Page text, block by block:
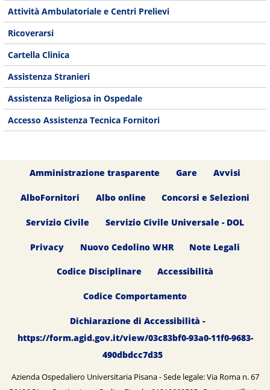
Attività Ambulatoriale e Centri Prelievi
Ricoverarsi
Cartella Clinica
Assistenza Stranieri
Assistenza Religiosa in Ospedale
Accesso Assistenza Tecnica Fornitori
Amministrazione trasparente Gare Avvisi
AlboFornitori Albo online Concorsi e Selezioni
Servizio Civile Servizio Civile Universale - DOL
Privacy Nuovo Cedolino WHR Note Legali
Codice Disciplinare Accessibilità
Codice Comportamento
Dichiarazione di Accessibilità -
https://form.agid.gov.it/view/03c83bf0-93a0-11f0-9683-
490dbdcc7d35
Azienda Ospedaliero Universitaria Pisana - Sede legale: Via Roma n. 67